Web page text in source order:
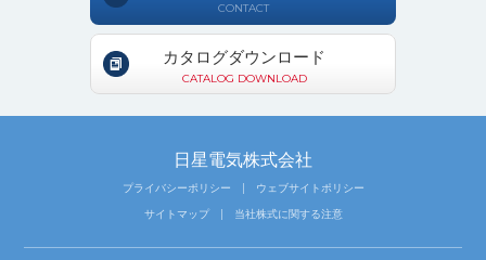
CONTACT
カタログダウンロード
CATALOG DOWNLOAD
日星電気株式会社
プライバシーポリシー ウェブサイトポリシー
サイトマップ 当社株式に関する注意